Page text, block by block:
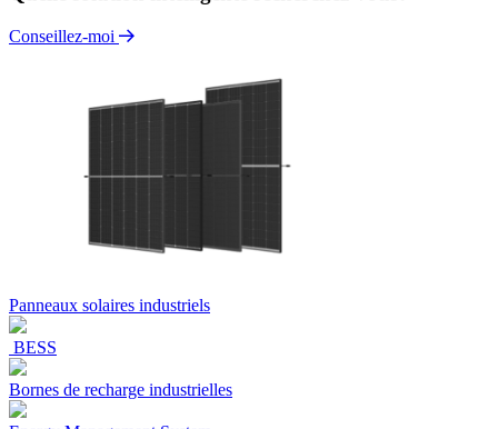
Conseillez-moi
Panneaux solaires industriels
BESS
Bornes de recharge industrielles